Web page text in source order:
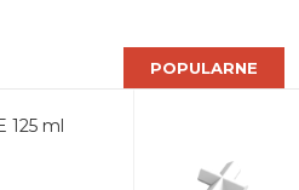
POPULARNE
125 ml